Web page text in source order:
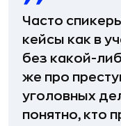
Часто
кейсы как в
без какой-
же про
уголовных
понятно, кто